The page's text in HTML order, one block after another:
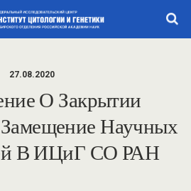
27.08.2020
О Закрытии
Научных
В ИЦиГ СО РАН